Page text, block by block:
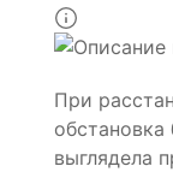
При
выглядела